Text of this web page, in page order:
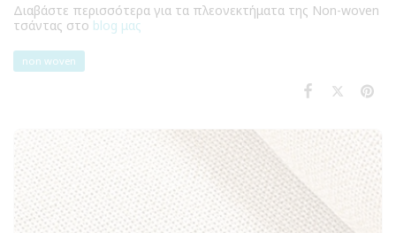
Διαβάστε περισσότερα για τα πλεονεκτήματα της Non-woven
τσάντας στο blog μας
non woven